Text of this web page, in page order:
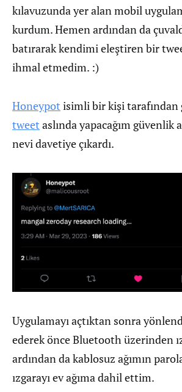
kılavuzunda yer alan mobil
kurdum. Hemen ardından da
batırarak kendimi eleştiren bir
ihmal etmedim. :)
Honeypot isimli bir kişi
tweet aslında yapacağım güvenlik
nevi davetiye çıkardı.
Uygulamayı açtıktan sonra
ederek önce Bluetooth üzerinden
ardından da kablosuz ağımın
ızgarayı ev ağıma dahil ettim.